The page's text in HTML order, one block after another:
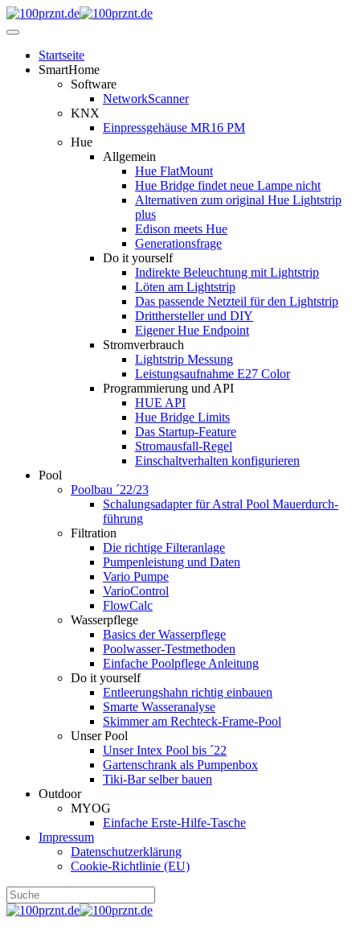
Startseite
SmartHome
Software
NetworkScanner
KNX
Einpressgehäuse MR16 PM
Hue
Allgemein
Hue FlatMount
Hue Bridge findet neue Lampe nicht
Alternativen zum original Hue Lightstrip
plus
Edison meets Hue
Generationsfrage
Do it yourself
Indirekte Beleuchtung mit Lightstrip
Löten am Lightstrip
Das passende Netzteil für den Lightstrip
Dritthersteller und DIY
Eigener Hue Endpoint
Stromverbrauch
Lightstrip Messung
Leistungsaufnahme E27 Color
Programmierung und API
HUE API
Hue Bridge Limits
Das Startup-Feature
Stromausfall-Regel
Einschaltverhalten konfigurieren
Pool
Poolbau ´22/23
Schalungs­adapter für Astral Pool Mauer­durch­
führung
Filtration
Die richtige Filter­anlage
Pumpenleistung und Daten
Vario Pumpe
Vario­Control
FlowCalc
Wasserpflege
Basics der Wasserpflege
Poolwasser-Testmethoden
Einfache Poolpflege Anleitung
Do it yourself
Ent­leerungs­hahn richtig einbauen
Smarte Wasseranalyse
Skimmer am Rechteck-Frame-Pool
Unser Pool
Unser Intex Pool bis ´22
Gartenschrank als Pumpenbox
Tiki-Bar selber bauen
Outdoor
MYOG
Einfache Erste-Hilfe-Tasche
Impressum
Datenschutzerklärung
Cookie-Richtlinie (EU)